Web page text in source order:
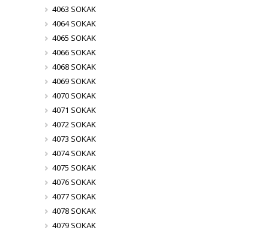
4063 SOKAK
4064 SOKAK
4065 SOKAK
4066 SOKAK
4068 SOKAK
4069 SOKAK
4070 SOKAK
4071 SOKAK
4072 SOKAK
4073 SOKAK
4074 SOKAK
4075 SOKAK
4076 SOKAK
4077 SOKAK
4078 SOKAK
4079 SOKAK